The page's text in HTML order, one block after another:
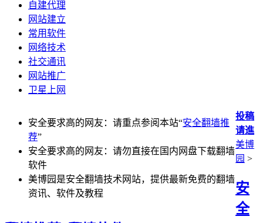
自建代理
网站建立
常用软件
网络技术
社交通讯
网站推广
卫星上网
安全要求高的网友：请重点参阅本站“安全翻墙推
荐”
安全要求高的网友：请勿直接在国内网盘下载翻墙
软件
美博园是安全翻墙技术网站，提供最新免费的翻墙
资讯、软件及教程
投稿
请進
美博
园 >
安
全